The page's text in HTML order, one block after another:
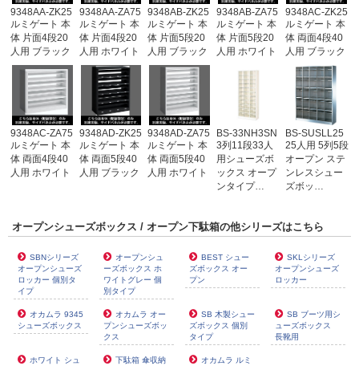
9348AA-ZK25
ルミゲート 本
体 片面4段20
人用 ブラック
9348AA-ZA75
ルミゲート 本
体 片面4段20
人用 ホワイト
9348AB-ZK25
ルミゲート 本
体 片面5段20
人用 ブラック
9348AB-ZA75
ルミゲート 本
体 片面5段20
人用 ホワイト
9348AC-ZK25
ルミゲート 本
体 両面4段40
人用 ブラック
9348AC-ZA75
ルミゲート 本
体 両面4段40
人用 ホワイト
9348AD-ZK25
ルミゲート 本
体 両面5段40
人用 ブラック
9348AD-ZA75
ルミゲート 本
体 両面5段40
人用 ホワイト
BS-33NH3SN
3列11段33人
用シューズボ
ックス オープ
ンタイプ…
BS-SUSLL25
25人用 5列5段
オープン ステ
ンレスシュー
ズボッ…
オープンシューズボックス / オープン下駄箱の他シリーズはこちら
SBNシリーズ
オープンシューズ
ロッカー 個別タ
イプ
オープンシュ
ーズボックス ホ
ワイトグレー 個
別タイプ
BEST シュー
ズボックス オー
プン
SKLシリーズ
オープンシューズ
ロッカー
オカムラ 9345
シューズボックス
オカムラ オー
プンシューズボッ
クス
SB 木製シュー
ズボックス 個別
タイプ
SB ブーツ用シ
ューズボックス
長靴用
ホワイト シュ
下駄箱 傘収納
オカムラ ルミ